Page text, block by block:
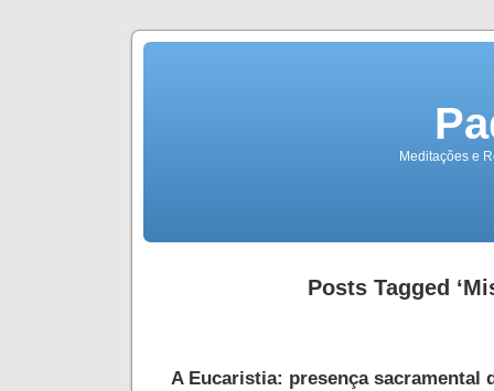
Meditações e
Posts Tagged
A Eucaristia: presença sacramental